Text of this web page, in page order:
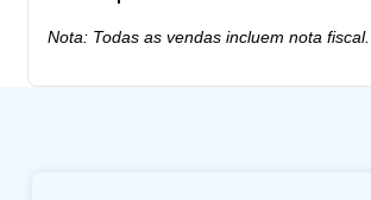
Nota: Todas as vendas incluem nota fiscal.